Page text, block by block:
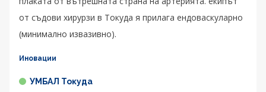
от съдови хирурзи в Токуда я прилага ендоваскуларно
(минимално извазивно).
Иновации
УМБАЛ Токуда